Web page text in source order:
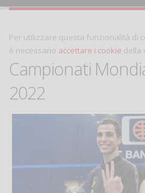
Per utilizzare questa funzionalità di
è necessario accettare i cookie della
Campionati
2022